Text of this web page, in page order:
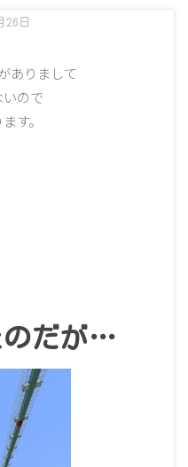
26日
ありまして
ので
す。
のだが…